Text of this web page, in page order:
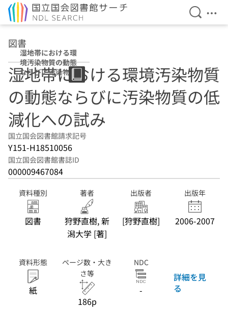
検索を
メ
図書
湿地帯における環
境汚染物質の動態
ならびに汚染物質
の低減化への試み
湿地帯における環境汚染物質
の動態ならびに汚染物質の低
減化への試み
国立国会図書館請求記号
Y151-H18510056
国立国会図書館書誌ID
000009467084
資料種別
図書
著者
狩野直樹, 新
潟大学 [著]
出版者
[狩野直樹]
出版年
2006-2007
資料形態
紙
ページ数・大き
さ等
186p
NDC
-
詳細を見
る